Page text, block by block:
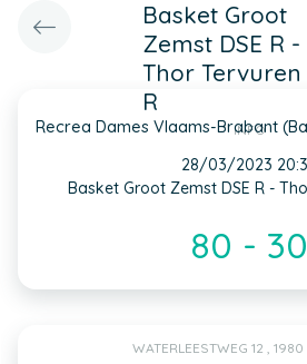
Basket Groot
Zemst DSE R -
Thor Tervuren
R
Recrea Dames Vlaams-Brabant
INFO
28/03/2023
Basket Groot Zemst DSE R -
80 - 30
WATERLEESTWEG 12 , 1980